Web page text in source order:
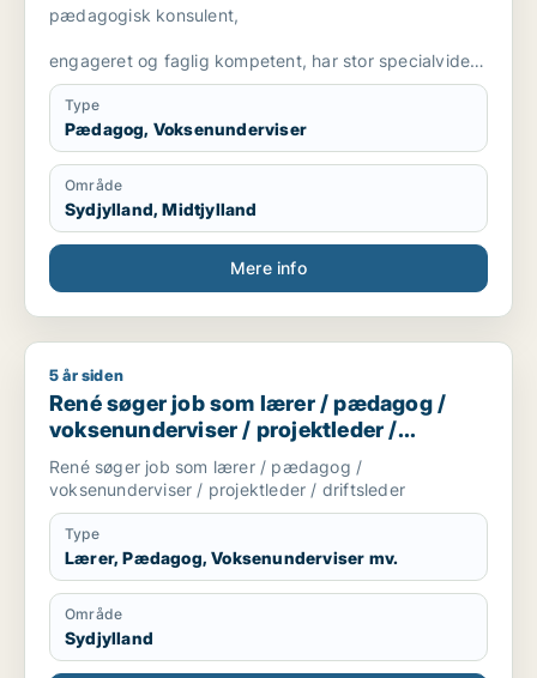
pædagogisk konsulent,
engageret og faglig kompetent, har stor specialviden
og er fleksibel
Type
Pædagog, Voksenunderviser
Område
Sydjylland, Midtjylland
Mere info
René søger job som lærer / pædagog / voksenunderviser /
5 år siden
René søger job som lærer / pædagog /
voksenunderviser / projektleder /
driftsleder
René søger job som lærer / pædagog /
voksenunderviser / projektleder / driftsleder
Type
Lærer, Pædagog, Voksenunderviser mv.
Område
Sydjylland